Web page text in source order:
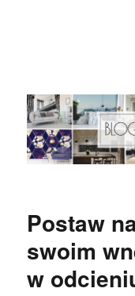
Postaw
swoim
w